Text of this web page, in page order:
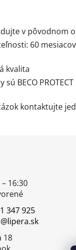
v pôvodnom
60
kvalita
sú BECO
kontaktujte
16:30
347 925
18